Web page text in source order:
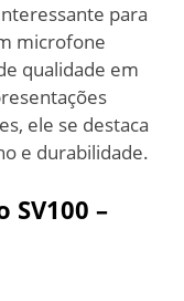
para
microfone
qualidade em
ele se destaca
e durabilidade.
–